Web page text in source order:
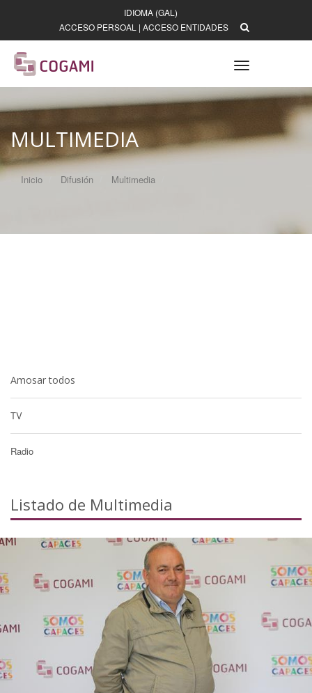
IDIOMA (GAL)
ACCESO PERSOAL | ACCESO ENTIDADES
Toggle
navigation
MULTIMEDIA
Inicio Difusión Multimedia
Amosar todos
TV
Radio
Listado de Multimedia